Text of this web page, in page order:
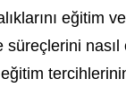
eğitim
süreçlerini
eğitim